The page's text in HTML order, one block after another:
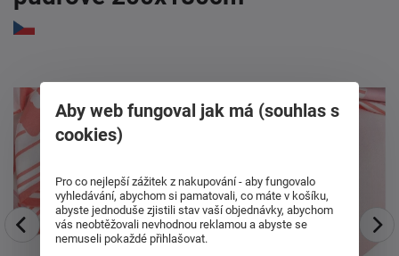
Aby web fungoval jak má (souhlas s
cookies)
Pro co nejlepší zážitek z nakupování - aby fungovalo
vyhledávání, abychom si pamatovali, co máte v košíku,
abyste jednoduše zjistili stav vaší objednávky, abychom
vás neobtěžovali nevhodnou reklamou a abyste se
nemuseli pokaždé přihlašovat.